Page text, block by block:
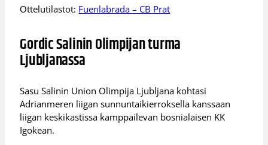
Ottelutilastot: Fuenlabrada – CB Prat
Gordic Salinin Olimpijan turma
Ljubljanassa
Sasu Salinin Union Olimpija Ljubljana kohtasi
Adrianmeren liigan sunnuntaikierroksella kanssaan
liigan keskikastissa kamppailevan bosnialaisen KK
Igokean.